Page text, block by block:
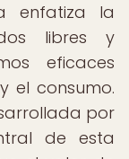
enfatiza la
libres y
eficaces
el consumo.
por
de esta